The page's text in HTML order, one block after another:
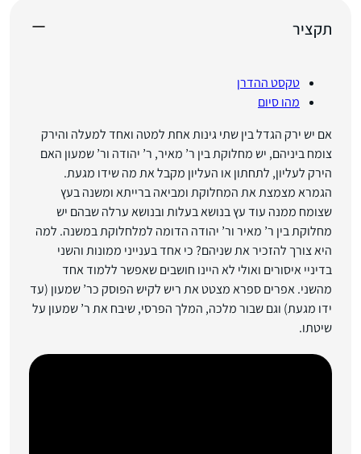
תקציר
טקסט ההדרן
מהו סיום
אם יש ירק הגדל בין שתי גינות אחת למטה ואחד למעלה והירק
צומח ביניהם, יש מחלוקת בין ר’ מאיר, ר’ יהודה ור’ שמעון האם
הירק לעליון, לתחתון או העליון מקבל את מה שידו מגעת.
הגמרא מצמצת את המחלוקת ומביאה ברייתא ומשנה בעץ
שצומח ממנה עוד עץ בנושא בעלות ובנושא ערלה שבהם יש
מחלוקת בין ר’ מאיר ור’ יהודה הדומה למלחלוקת במשנה. למה
היא צורך להזכיר את שניהם? כי אחד בענייני ממונות והשני
בדיניי איסורים ואולי לא היינו חושבים שאפשר ללמוד אחד
מהשני. אפרים ספרא מצטט את ריש לקיש הפוסק כר’ שמעון (עד
ידו מגעת) וגם שבור מלכה, המלך הפרסי, שיבח את ר’ שמעון על
שיטתו.